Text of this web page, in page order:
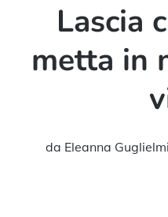
Lascia
metta in
da Eleanna Guglielmi